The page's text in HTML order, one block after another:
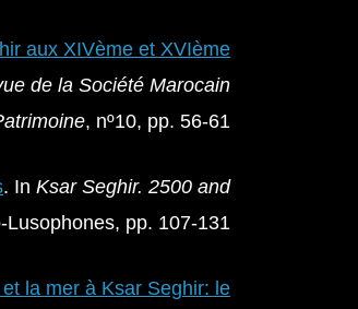
aux XIVème et XVIème
de la Société Marocain
, nº10, pp. 56-61
. In Ksar Seghir. 2500 and
Lusophones, pp. 107-131
la mer à Ksar Seghir: le